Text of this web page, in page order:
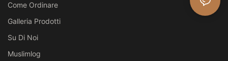
Come Ordinare
Galleria Prodotti
Su Di Noi
Muslimlog